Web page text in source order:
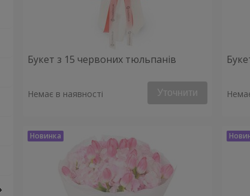
Букет з 15 червоних тюльпанів
Немає в наявності Уточнити